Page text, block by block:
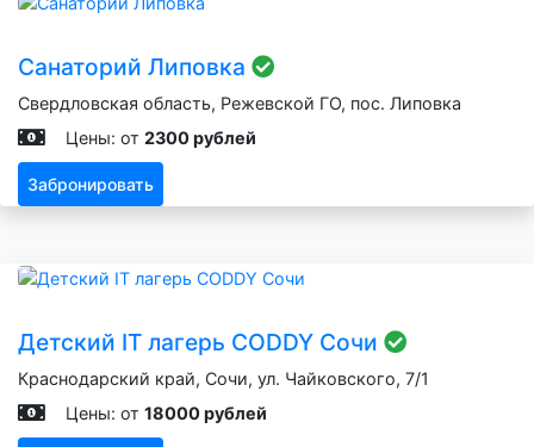
Санаторий Липовка
Свердловская область, Режевской ГО, пос. Липовка
Цены: от 2300 рублей
Забронировать
Детский IT лагерь CODDY Сочи
Краснодарский край, Сочи, ул. Чайковского, 7/1
Цены: от 18000 рублей